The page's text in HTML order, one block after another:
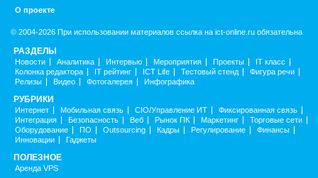
О проекте
© 2004-2026 При использовании материалов ссылка на ict-online.ru обязательна
РАЗДЕЛЫ
Новости Аналитика Интервью Мероприятия Проекты
IT класс
Колонка редактора
IT рейтинг ICT Life Тестовый стенд
Фигура речи
Релизы
Видео Фотогалерея Инфографика
РУБРИКИ
Интернет Мобильная связь CIO/Управление ИТ
Фиксированная связь
Интеграция
Безопасность Веб Рынок ПК Маркетинг
Торговые сети
Оборудование
ПО Outsourcing Кадры Регулирование
Финансы
Инновации
Гаджеты
ПОЛЕЗНОЕ
Аренда VPS